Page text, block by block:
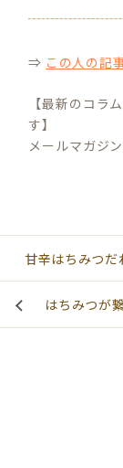
⇒ この人の記
【最新のコラ
す】
メールマガジ
甘辛はちみつだ
はちみつが